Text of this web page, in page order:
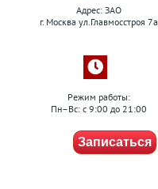
Адрес: ЗАО
г. Москва ул.Главмосстроя 7а
Режим работы:
Пн–Вс: с 9:00 до 21:00
Записаться